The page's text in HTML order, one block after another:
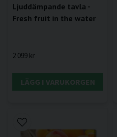
Ljuddämpande tavla -
Fresh fruit in the water
2 099 kr
LÄGG I VARUKORGEN